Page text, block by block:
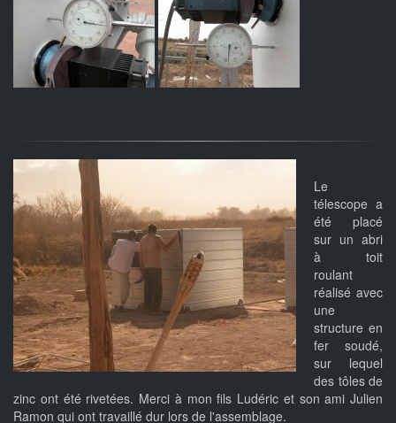
Le
télescope a
été placé
sur un abri
à toit
roulant
réalisé avec
une
structure en
fer soudé,
sur lequel
des tôles de
zinc ont été rivetées. Merci à mon fils Ludéric et son ami Julien
Ramon qui ont travaillé dur lors de l'assemblage.